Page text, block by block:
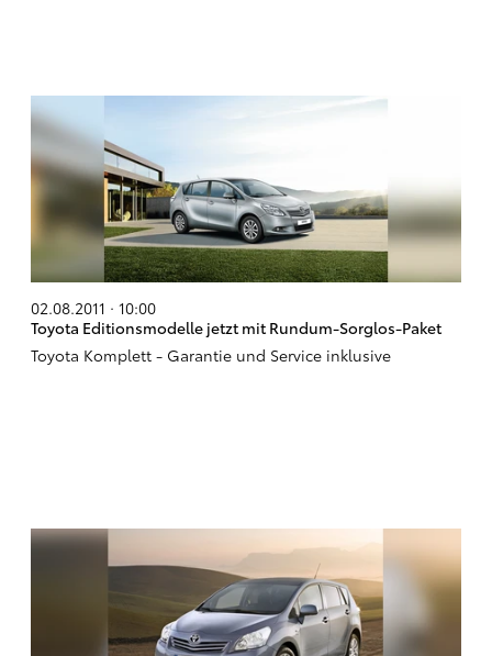
02.08.2011 · 10:00
Toyota Editionsmodelle jetzt mit Rundum-Sorglos-Paket
Toyota Komplett - Garantie und Service inklusive